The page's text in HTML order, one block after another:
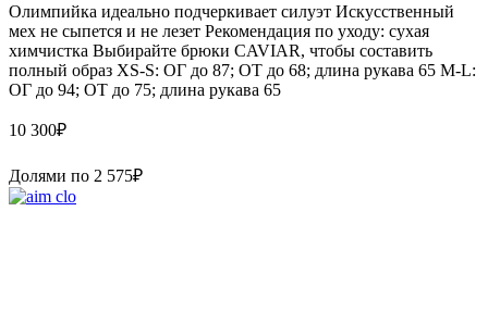
Олимпийка идеально подчеркивает силуэт Искусственный
мех не сыпется и не лезет Рекомендация по уходу: сухая
химчистка Выбирайте брюки CAVIAR, чтобы составить
полный образ XS-S: ОГ до 87; ОТ до 68; длина рукава 65 M-L:
ОГ до 94; ОТ до 75; длина рукава 65
10 300₽
Долями по 2 575₽